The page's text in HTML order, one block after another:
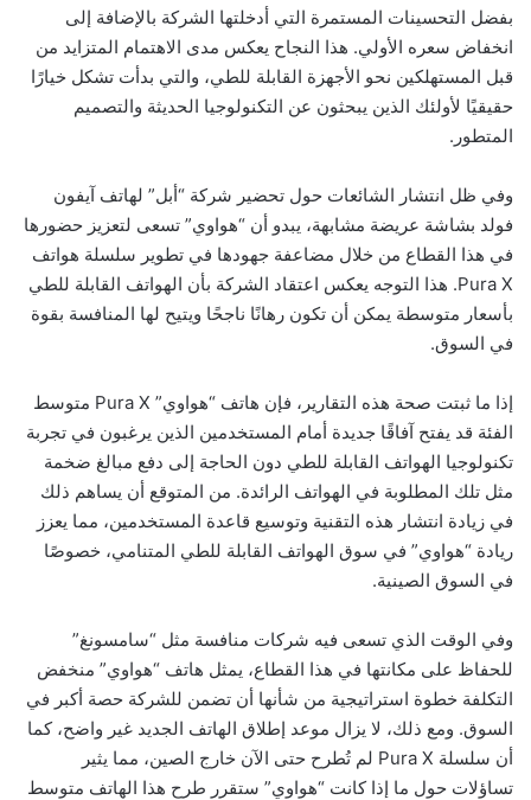
بفضل التحسينات المستمرة التي أدخلتها الشركة بالإضافة إلى
انخفاض سعره الأولي. هذا النجاح يعكس مدى الاهتمام المتزايد من
قبل المستهلكين نحو الأجهزة القابلة للطي، والتي بدأت تشكل خيارًا
حقيقيًا لأولئك الذين يبحثون عن التكنولوجيا الحديثة والتصميم
المتطور.
وفي ظل انتشار الشائعات حول تحضير شركة “أبل” لهاتف آيفون
فولد بشاشة عريضة مشابهة، يبدو أن “هواوي” تسعى لتعزيز حضورها
في هذا القطاع من خلال مضاعفة جهودها في تطوير سلسلة هواتف
Pura X. هذا التوجه يعكس اعتقاد الشركة بأن الهواتف القابلة للطي
بأسعار متوسطة يمكن أن تكون رهانًا ناجحًا ويتيح لها المنافسة بقوة
في السوق.
إذا ما ثبتت صحة هذه التقارير، فإن هاتف “هواوي” Pura X متوسط
الفئة قد يفتح آفاقًا جديدة أمام المستخدمين الذين يرغبون في تجربة
تكنولوجيا الهواتف القابلة للطي دون الحاجة إلى دفع مبالغ ضخمة
مثل تلك المطلوبة في الهواتف الرائدة. من المتوقع أن يساهم ذلك
في زيادة انتشار هذه التقنية وتوسيع قاعدة المستخدمين، مما يعزز
ريادة “هواوي” في سوق الهواتف القابلة للطي المتنامي، خصوصًا
في السوق الصينية.
وفي الوقت الذي تسعى فيه شركات منافسة مثل “سامسونغ”
للحفاظ على مكانتها في هذا القطاع، يمثل هاتف “هواوي” منخفض
التكلفة خطوة استراتيجية من شأنها أن تضمن للشركة حصة أكبر في
السوق. ومع ذلك، لا يزال موعد إطلاق الهاتف الجديد غير واضح، كما
أن سلسلة Pura X لم تُطرح حتى الآن خارج الصين، مما يثير
تساؤلات حول ما إذا كانت “هواوي” ستقرر طرح هذا الهاتف متوسط